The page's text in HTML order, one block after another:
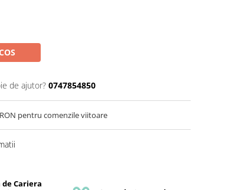
de ajutor? 0747854850
RON pentru comenzile viitoare
Cariera